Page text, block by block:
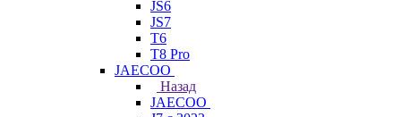
JS6
JS7
T6
T8 Pro
JAECOO
Назад
JAECOO